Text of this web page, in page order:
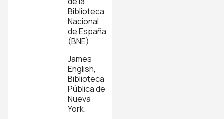
Biblioteca
Nacional
de España
(BNE)
James
English,
Biblioteca
Pública de
Nueva
York.